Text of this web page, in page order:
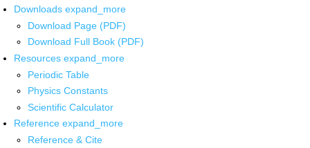
Downloads expand_more
Download Page (PDF)
Download Full Book (PDF)
Resources expand_more
Periodic Table
Physics Constants
Scientific Calculator
Reference expand_more
Reference & Cite